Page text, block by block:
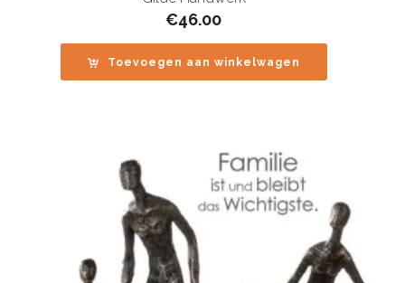
€46.00
Toevoegen aan winkelwagen